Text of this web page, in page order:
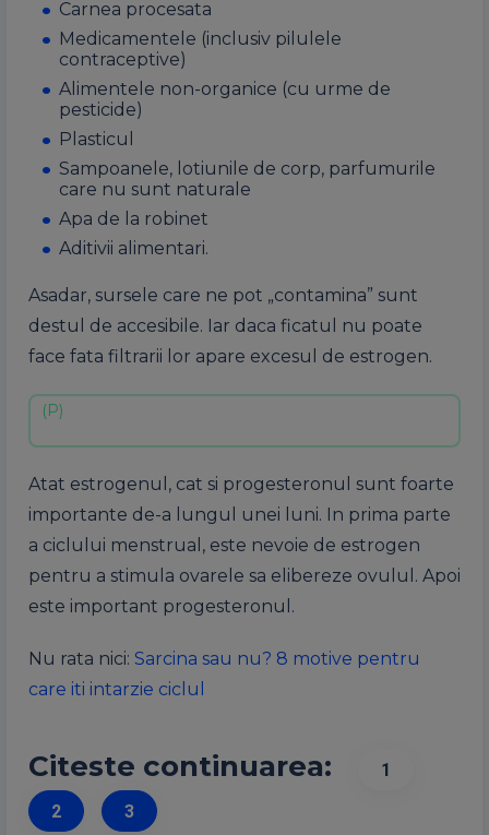
Carnea procesata
Medicamentele (inclusiv pilulele
contraceptive)
Alimentele non-organice (cu urme de
pesticide)
Plasticul
Sampoanele, lotiunile de corp, parfumurile
care nu sunt naturale
Apa de la robinet
Aditivii alimentari.
Asadar, sursele care ne pot „contamina” sunt
destul de accesibile. Iar daca ficatul nu poate
face fata filtrarii lor apare excesul de estrogen.
Atat estrogenul, cat si progesteronul sunt foarte
importante de-a lungul unei luni. In prima parte
a ciclului menstrual, este nevoie de estrogen
pentru a stimula ovarele sa elibereze ovulul. Apoi
este important progesteronul.
Nu rata nici: Sarcina sau nu? 8 motive pentru
care iti intarzie ciclul
Citeste continuarea:
1
2
3